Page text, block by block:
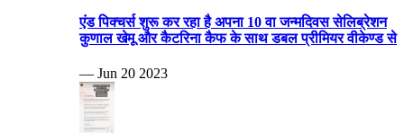
एंड पिक्चर्स शुरू कर रहा है अपना 10 वा जन्मदिवस सेलिब्रेशन
कुणाल खेमू और कैटरिना कैफ के साथ डबल प्रीमियर वीकेण्ड से
— Jun 20 2023